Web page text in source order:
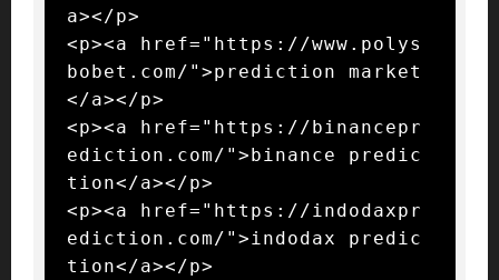
a></p>
<p><a href="https://www.polys
bobet.com/">prediction market
</a></p>
<p><a href="https://binancepr
ediction.com/">binance predic
tion</a></p>
<p><a href="https://indodaxpr
ediction.com/">indodax predic
tion</a></p>